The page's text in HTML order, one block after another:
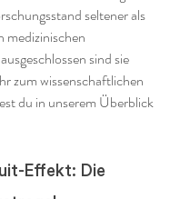
seltener als
medizinischen
sind sie
zum wissenschaftlichen
du in unserem Überblick
Effekt: Die